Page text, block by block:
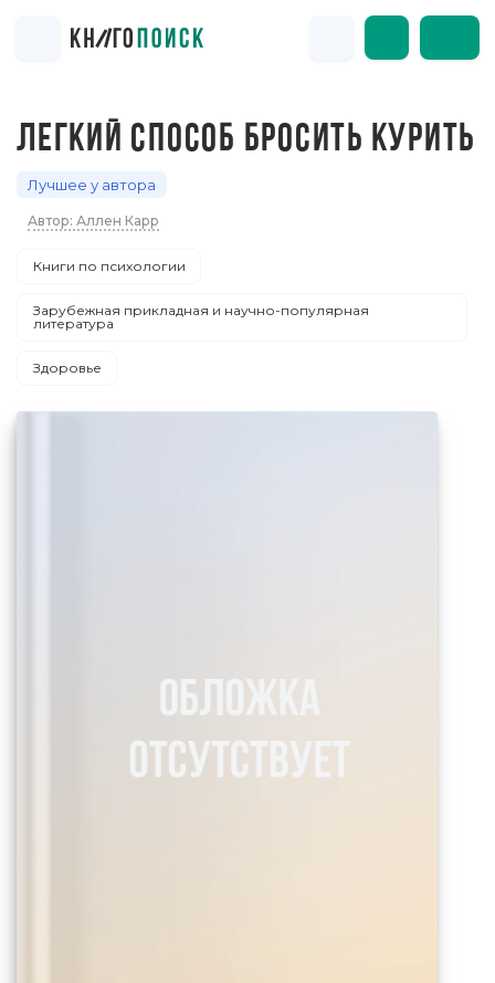
ЛЕГКИЙ СПОСОБ БРОСИТЬ КУРИТЬ
Лучшее у автора
Автор: Аллен Карр
Книги по психологии
Зарубежная прикладная и научно-популярная
литература
Здоровье